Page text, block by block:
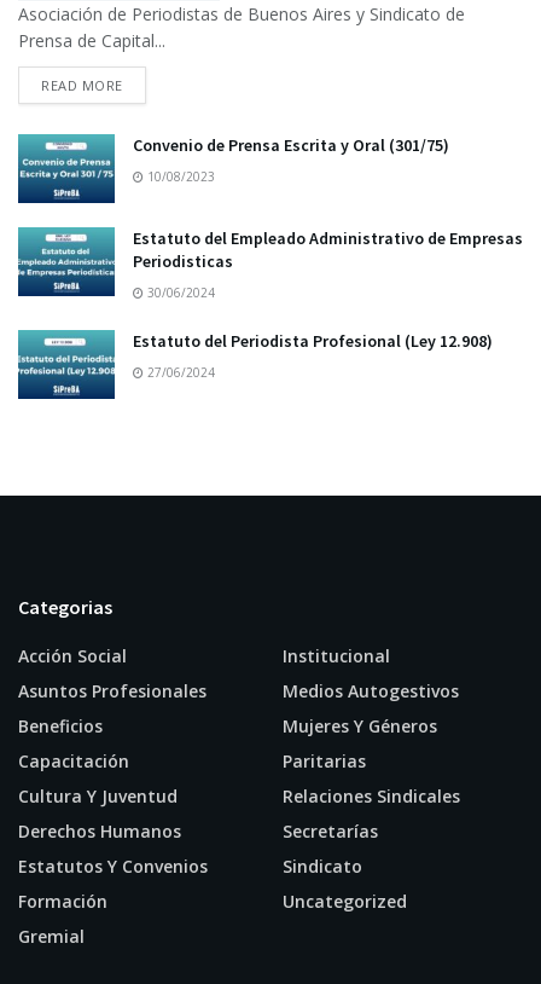
Asociación de Periodistas de Buenos Aires y Sindicato de
Prensa de Capital...
READ MORE
Convenio de Prensa Escrita y Oral (301/75)
10/08/2023
Estatuto del Empleado Administrativo de Empresas
Periodisticas
30/06/2024
Estatuto del Periodista Profesional (Ley 12.908)
27/06/2024
Categorias
Acción Social
Asuntos Profesionales
Beneficios
Capacitación
Cultura Y Juventud
Derechos Humanos
Estatutos Y Convenios
Formación
Gremial
Institucional
Medios Autogestivos
Mujeres Y Géneros
Paritarias
Relaciones Sindicales
Secretarías
Sindicato
Uncategorized